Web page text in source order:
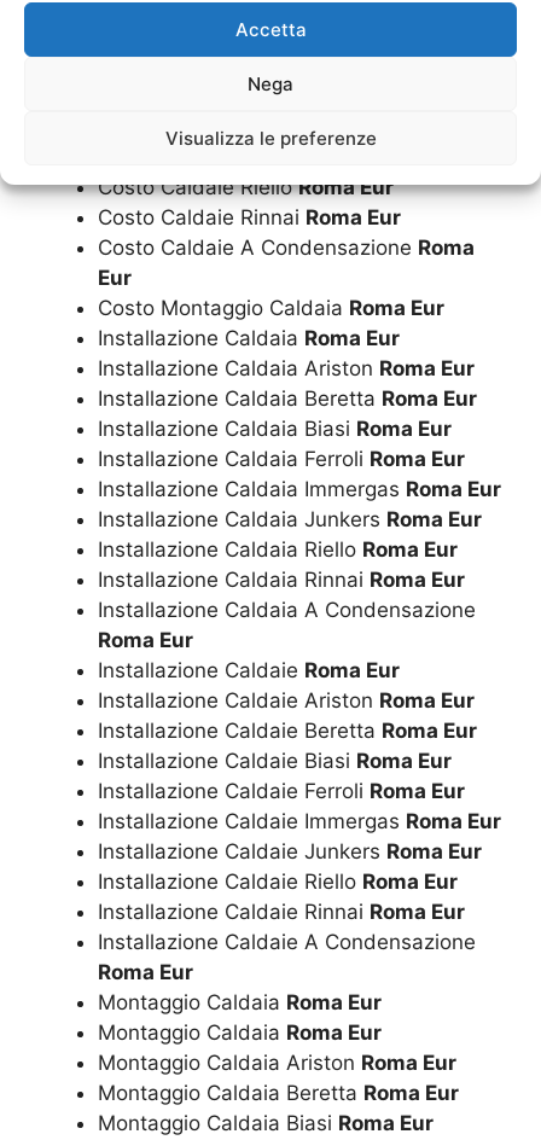
Accetta
Nega
Visualizza le preferenze
Costo Caldaie AristonRoma Eur
Costo Caldaie Beretta
Costo Caldaie Ferroli
Costo Caldaie Immergas
Costo Caldaie RielloRoma Eur
Costo Caldaie Rinnai Roma Eur
Costo Caldaie A Condensazione Roma
Eur
Costo Montaggio Caldaia Roma Eur
Installazione Caldaia Roma Eur
Installazione Caldaia Ariston Roma Eur
Installazione Caldaia Beretta Roma Eur
Installazione Caldaia Biasi Roma Eur
Installazione Caldaia Ferroli Roma Eur
Installazione Caldaia Immergas Roma Eur
Installazione Caldaia Junkers Roma Eur
Installazione Caldaia Riello Roma Eur
Installazione Caldaia Rinnai Roma Eur
Installazione Caldaia A Condensazione
Roma Eur
Installazione Caldaie Roma Eur
Installazione Caldaie Ariston Roma Eur
Installazione Caldaie Beretta Roma Eur
Installazione Caldaie Biasi Roma Eur
Installazione Caldaie Ferroli Roma Eur
Installazione Caldaie Immergas Roma Eur
Installazione Caldaie Junkers Roma Eur
Installazione Caldaie Riello Roma Eur
Installazione Caldaie Rinnai Roma Eur
Installazione Caldaie A Condensazione
Roma Eur
Montaggio Caldaia Roma Eur
Montaggio Caldaia Roma Eur
Montaggio Caldaia Ariston Roma Eur
Montaggio Caldaia Beretta Roma Eur
Montaggio Caldaia Biasi Roma Eur